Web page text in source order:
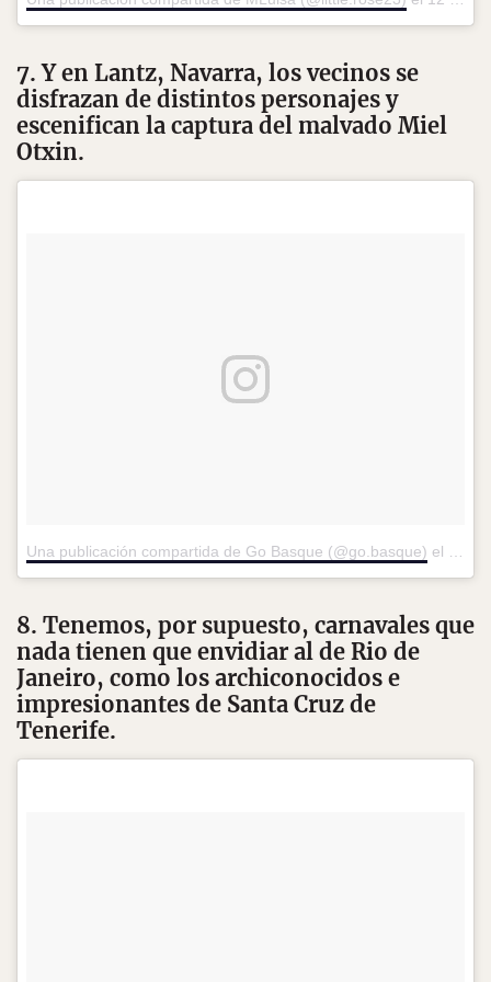
7. Y en Lantz, Navarra, los vecinos se
disfrazan de distintos personajes y
escenifican la captura del malvado Miel
Otxin.
Una publicación compartida de Go Basque (@go.basque) el
8. Tenemos, por supuesto, carnavales que
nada tienen que envidiar al de Rio de
Janeiro, como los archiconocidos e
impresionantes de Santa Cruz de
Tenerife.